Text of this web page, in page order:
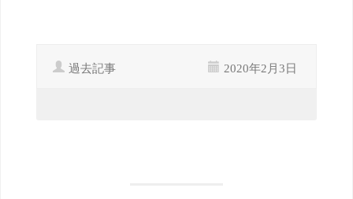
過去記事 2020年2月3日